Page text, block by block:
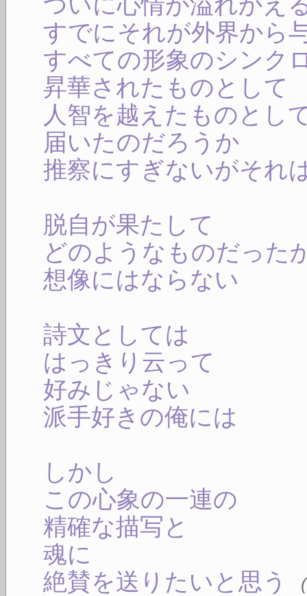
すでにそれが外界から
すべての形象のシンク
昇華されたものとして
人智を越えたものとし
届いたのだろうか
推察にすぎないがそれ
脱自が果たして
どのようなものだった
想像にはならない
詩文としては
はっきり云って
好みじゃない
派手好きの俺には
しかし
この心象の一連の
精確な描写と
魂に
絶賛を送りたいと思う
(